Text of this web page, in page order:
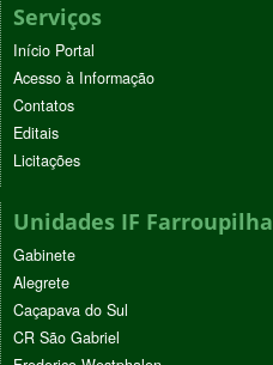
Serviços
Início Portal
Acesso à Informação
Contatos
Editais
Licitações
Unidades IF Farroupilha
Gabinete
Alegrete
Caçapava do Sul
CR São Gabriel